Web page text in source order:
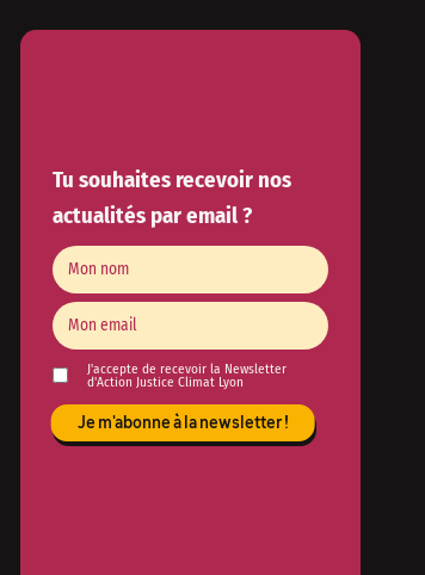
Tu souhaites recevoir nos
actualités par email ?
J'accepte de recevoir la Newsletter
d'Action Justice Climat Lyon